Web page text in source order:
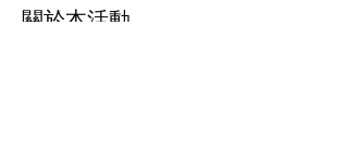
關於本活動